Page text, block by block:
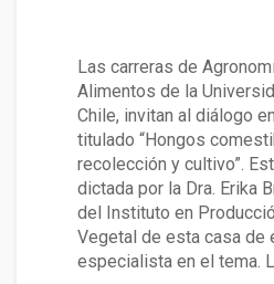
Las carreras de
Alimentos de la
Chile, invitan al diálogo
titulado “Hongos
recolección y cultivo”.
dictada por la Dra. Erika
del Instituto en
Vegetal de esta casa de
especialista en el tema.